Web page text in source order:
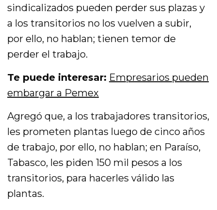
sindicalizados pueden perder sus plazas y
a los transitorios no los vuelven a subir,
por ello, no hablan; tienen temor de
perder el trabajo.
Te puede interesar: Empresarios pueden
embargar a Pemex
Agregó que, a los trabajadores transitorios,
les prometen plantas luego de cinco años
de trabajo, por ello, no hablan; en Paraíso,
Tabasco, les piden 150 mil pesos a los
transitorios, para hacerles válido las
plantas.